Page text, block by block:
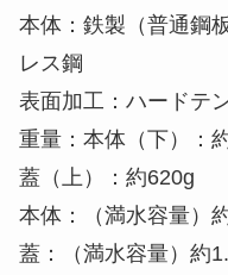
本体：鉄製（普通鋼
レス鋼
表面加工：ハードテ
重量：本体（下）：
蓋（上）：約620g
本体：（満水容量）
蓋：（満水容量）約